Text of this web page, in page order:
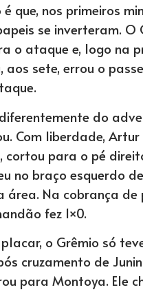
é que, nos primeiros
se inverteram. O
o ataque e, logo na
sete, errou o
do
Com liberdade, Artur
cortou para o pé
no braço esquerdo
área. Na cobrança de
fez 1×0.
o Grêmio só
cruzamento de
para Montoya. Ele